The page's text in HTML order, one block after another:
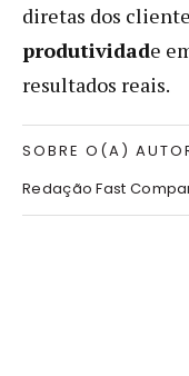
diretas dos
produtividade
resultados reais.
SOBRE O(A)
Redação Fast